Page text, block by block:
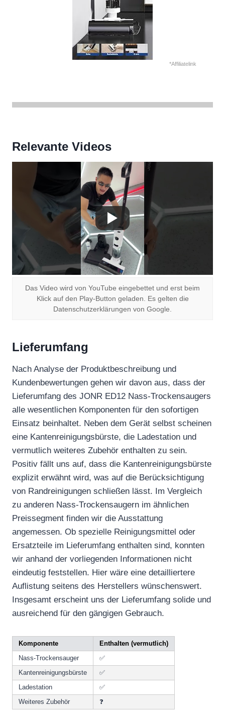
*Affiliatelink
Relevante Videos
Das Video wird von YouTube eingebettet und erst beim
Klick auf den Play-Button geladen. Es gelten die
Datenschutzerklärungen von Google.
Lieferumfang
Nach Analyse der Produktbeschreibung und
Kundenbewertungen gehen wir davon aus, dass der
Lieferumfang des JONR ED12 Nass-Trockensaugers
alle wesentlichen Komponenten für den sofortigen
Einsatz beinhaltet. Neben dem Gerät selbst scheinen
eine Kantenreinigungsbürste, die Ladestation und
vermutlich weiteres Zubehör enthalten zu sein.
Positiv fällt uns auf, dass die Kantenreinigungsbürste
explizit erwähnt wird, was auf die Berücksichtigung
von Randreinigungen schließen lässt. Im Vergleich
zu anderen Nass-Trockensaugern im ähnlichen
Preissegment finden wir die Ausstattung
angemessen. Ob spezielle Reinigungsmittel oder
Ersatzteile im Lieferumfang enthalten sind, konnten
wir anhand der vorliegenden Informationen nicht
eindeutig feststellen. Hier wäre eine detailliertere
Auflistung seitens des Herstellers wünschenswert.
Insgesamt erscheint uns der Lieferumfang solide und
ausreichend für den gängigen Gebrauch.
Komponente
Enthalten (vermutlich)
Nass-Trockensauger
✅
Kantenreinigungsbürste
✅
Ladestation
✅
Weiteres Zubehör
❓